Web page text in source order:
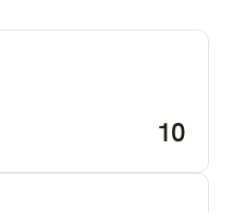
10